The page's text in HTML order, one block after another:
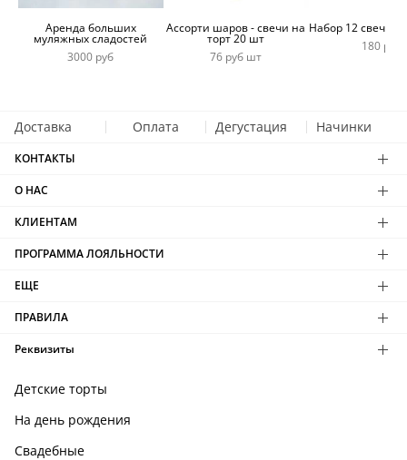
Аренда больших
муляжных сладостей
3000 руб
Ассорти шаров - свечи на
торт 20 шт
76 руб шт
Набор 12 свечей
180 руб
Доставка Оплата Дегустация Начинки
КОНТАКТЫ
О НАС
КЛИЕНТАМ
ПРОГРАММА ЛОЯЛЬНОСТИ
ЕЩЕ
ПРАВИЛА
Реквизиты
Детские торты
На день рождения
Свадебные